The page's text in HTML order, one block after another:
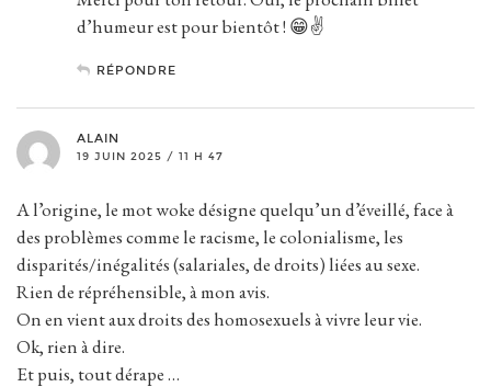
d’humeur est pour bientôt ! 😁✌️
RÉPONDRE
ALAIN
19 JUIN 2025 / 11 H 47
A l’origine, le mot woke désigne quelqu’un d’éveillé, face à
des problèmes comme le racisme, le colonialisme, les
disparités/inégalités (salariales, de droits) liées au sexe.
Rien de répréhensible, à mon avis.
On en vient aux droits des homosexuels à vivre leur vie.
Ok, rien à dire.
Et puis, tout dérape …